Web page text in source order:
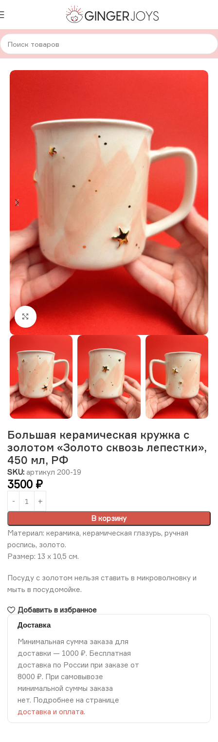
Главная Для дома и уюта Посуда Авторская керамика
Нажмите, чтобы увеличить изображение
Большая керамическая кружка с
золотом «Золото сквозь лепестки»,
450 мл, РФ
SKU: артикул 200-19
3500 ₽
В корзину
Материал: керамика, керамическая глазурь, ручная
роспись, золото.
Размер: 13 х 10,5 см.
Посуду с золотом нельзя ставить в микроволновку и
мыть в посудомойке.
Добавить в избранное
Доставка
Минимальная сумма заказа для
доставки — 1000 ₽. Бесплатная
доставка по России при заказе от
8000 ₽. При самовывозе
минимальной суммы заказа
нет. Подробнее на странице
доставка и оплата.